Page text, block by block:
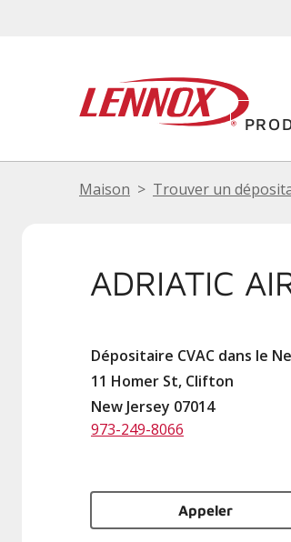
Maison Trouver un
ADRIATIC
Dépositaire CVAC dans le
11 Homer St, Clifton
New Jersey 07014
973-249-8066
Appeler